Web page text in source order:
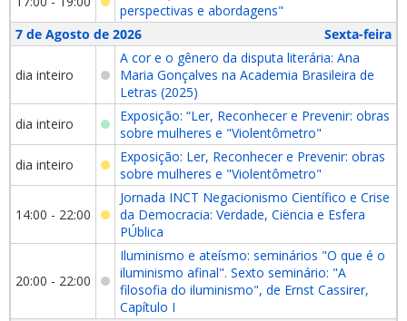
perspectivas e abordagens"
7 de Agosto de 2026
Sexta-feira
dia inteiro
A cor e o gênero da disputa literária: Ana
Maria Gonçalves na Academia Brasileira de
Letras (2025)
dia inteiro
Exposição: “Ler, Reconhecer e Prevenir: obras
sobre mulheres e "Violentômetro"
dia inteiro
Exposição: Ler, Reconhecer e Prevenir: obras
sobre mulheres e "Violentômetro"
14:00 - 22:00
Jornada INCT Negacionismo Científico e Crise
da Democracia: Verdade, Ciëncia e Esfera
PÚblica
20:00 - 22:00
Iluminismo e ateísmo: seminários "O que é o
iluminismo afinal". Sexto seminário: "A
filosofia do iluminismo", de Ernst Cassirer,
Capítulo I